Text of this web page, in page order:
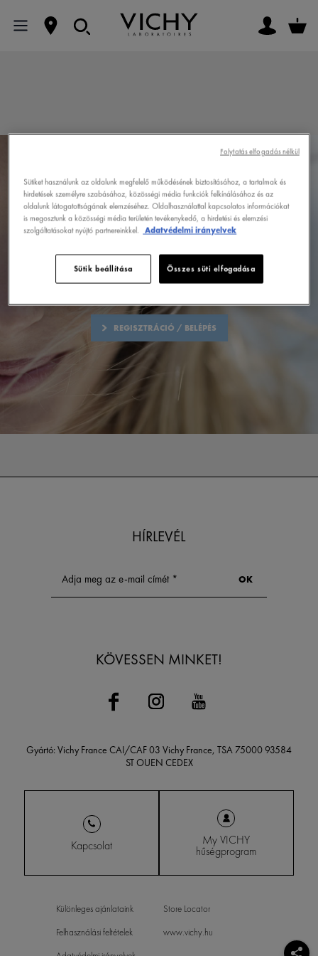
MY VICHY
Az én szépségprogramom
REGISZTRÁCIÓ / BELÉPÉS
HÍRLEVÉL
KÖVESSEN MINKET!
Gyártó: Vichy France CAI/CAF 03 Vichy France, TSA 75000 93584
ST OUEN CEDEX
Kapcsolat My VICHY
hűségprogram
Különleges ajánlataink
Felhasználási feltételek
Store Locator
www.vichy.hu
Sütiket használunk az oldalunk megfelelő működésének biztosításához, a tartalmak és
hirdetések személyre szabásához, közösségi média funkciók felkínálásához és az
oldalunk látogatottságának elemzéséhez. Oldalhasználattal kapcsolatos információkat
is megosztunk a közösségi média területén tevékenykedő, a hirdetési és elemzési
szolgáltatásokat nyújtó partnereinkkel.
Adatvédelmi irányelvek
Sütik beállítása Összes süti elfogadása
Folytatás elfogadás nélkül